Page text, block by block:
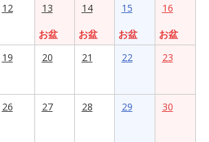
12
13
お盆
14
お盆
15
お盆
16
お盆
19 20 21 22 23
26 27 28 29 30